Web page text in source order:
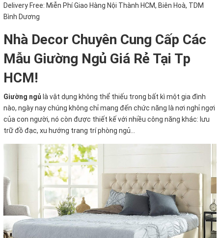
Delivery Free: Miễn Phí Giao Hàng Nội Thành HCM, Biên Hoà, TDM
Bình Dương
Nhà Decor Chuyên Cung Cấp Các
Mẫu Giường Ngủ Giá Rẻ Tại Tp
HCM!
Giường ngủ là vật dụng không thể thiếu trong bất kì một gia đình
nào, ngày nay chúng không chỉ mang đến chức năng là nơi nghỉ ngơi
của con người, nó còn được thiết kế với nhiều công năng khác: lưu
trữ đồ đạc, xu hướng trang trí phòng ngủ...